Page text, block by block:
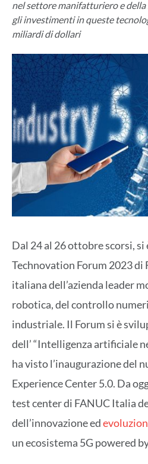
nel settore manifatturiero e
gli investimenti in queste
miliardi di dollari
Dal 24 al 26 ottobre scorsi, si
Technovation Forum 2023 di
italiana dell’azienda leader
robotica, del controllo
industriale. Il Forum si è
dell’ “Intelligenza artificiale
ha visto l’inaugurazione del
Experience Center 5.0. Da
test center di FANUC Italia
dell’innovazione ed
un ecosistema 5G powered